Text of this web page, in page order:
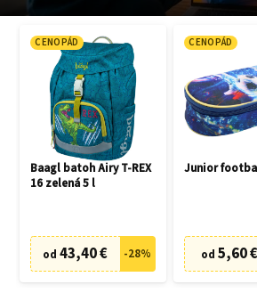
CENOPÁD
Baagl batoh Airy T-REX
16 zelená 5 l
od 43,40 € -28%
CENOPÁD
Junior
od 5,60 €